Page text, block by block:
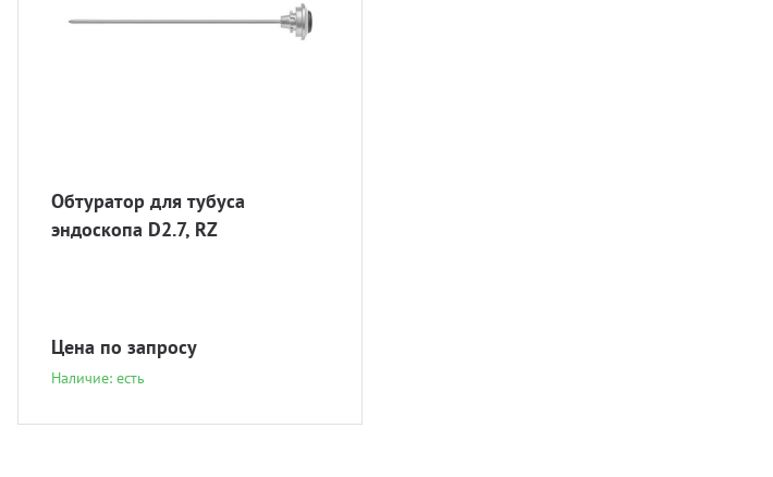
Обтуратор для тубуса
эндоскопа D2.7, RZ
Цена по запросу
Наличие: есть